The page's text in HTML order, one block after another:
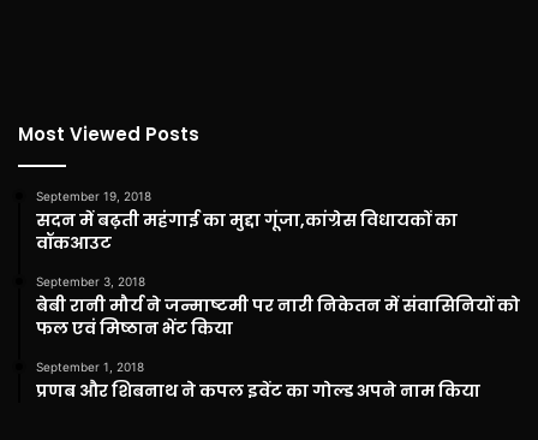
Most Viewed Posts
September 19, 2018
सदन में बढ़ती महंगाई का मुद्दा गूंजा,कांग्रेस विधायकों का
वॉकआउट
September 3, 2018
बेबी रानी मौर्य ने जन्माष्टमी पर नारी निकेतन में संवासिनियों को
फल एवं मिष्ठान भेंट किया
September 1, 2018
प्रणब और शिबनाथ ने कपल इवेंट का गोल्ड अपने नाम किया